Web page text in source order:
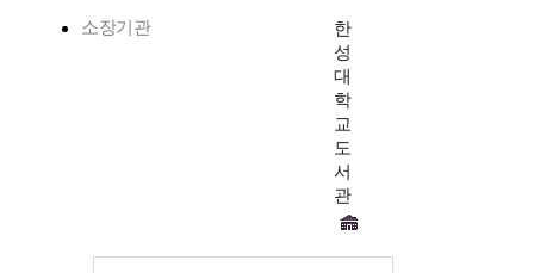
소장기관
한
성
대
학
교
도
서
관